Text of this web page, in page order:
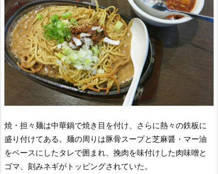
焼・担々麺は中華鍋で焼き目を付け、さらに熱々の鉄板に
盛り付けてある。麺の周りは豚骨スープと芝麻醤・マー油
をベースにしたタレで囲まれ、挽肉を味付けした肉味噌と
ゴマ、刻みネギがトッピングされていた。